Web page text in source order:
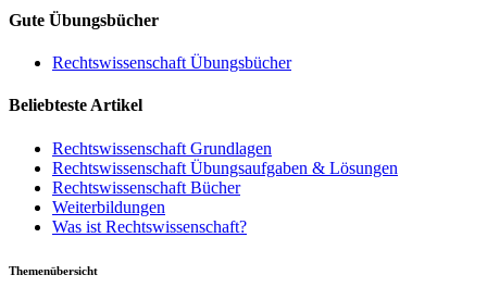
Gute Übungsbücher
Rechtswissenschaft Übungsbücher
Beliebteste Artikel
Rechtswissenschaft Grundlagen
Rechtswissenschaft Übungsaufgaben & Lösungen
Rechtswissenschaft Bücher
Weiterbildungen
Was ist Rechtswissenschaft?
Themenübersicht